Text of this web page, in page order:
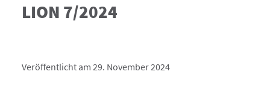
LION 7/2024
Veröffentlicht am 29. November 2024